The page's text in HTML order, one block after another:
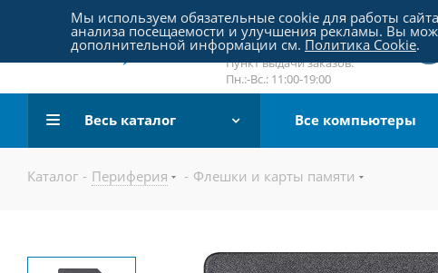
Пятницкое шоссе 18, пав. 267
email:sale@pc-arena.ru
Пн.:-Вс.: 10:00-20:00
Пункт выдачи заказов:
Пн.:-Вс.: 11:00-19:00
Весь каталог Все компьютеры
Каталог - Периферия - Флешки и карты памяти
Мы используем обязательные cookie для работы
анализа посещаемости и улучшения рекламы. Вы
дополнительной информации см. Политика Cookie.